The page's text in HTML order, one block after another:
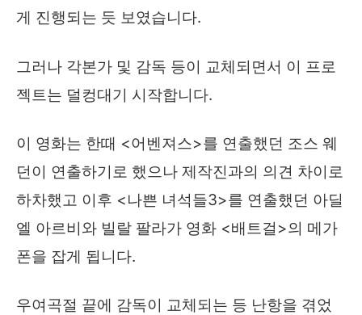
게 진행되는 듯 보였습니다.
그러나 각본가 및 감독 등이 교체되면서 이 프로
젝트는 덜컹대기 시작합니다.
이 영화는 한때 <어벤져스>를 연출했던 조스 웨
던이 연출하기로 했으나 제작진과의 의견 차이로
하차했고 이후 <나쁜 녀석들3>를 연출했던 아딜
엘 아르비와 빌랄 팔라가 영화 <배트걸>의 메가
폰을 잡게 됩니다.
우여곡절 끝에 감독이 교체되는 등 난항을 겪었